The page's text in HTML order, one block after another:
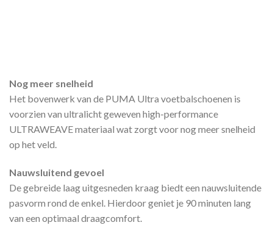
Nog meer snelheid
Het bovenwerk van de PUMA Ultra voetbalschoenen is
voorzien van ultralicht geweven high-performance
ULTRAWEAVE materiaal wat zorgt voor nog meer snelheid
op het veld.
Nauwsluitend gevoel
De gebreide laag uitgesneden kraag biedt een nauwsluitende
pasvorm rond de enkel. Hierdoor geniet je 90 minuten lang
van een optimaal draagcomfort.